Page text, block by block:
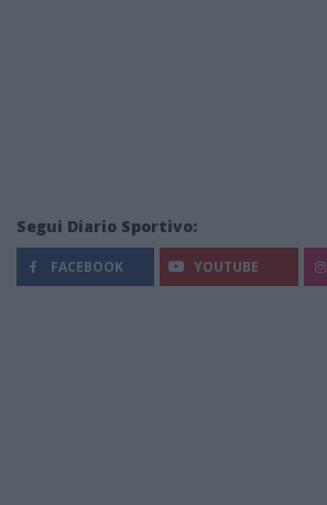
Segui Diario Sportivo:
FACEBOOK YOUTUBE